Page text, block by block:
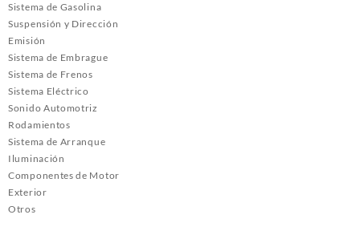
Sistema de Gasolina
Suspensión y Dirección
Emisión
Sistema de Embrague
Sistema de Frenos
Sistema Eléctrico
Sonido Automotriz
Rodamientos
Sistema de Arranque
Iluminación
Componentes de Motor
Exterior
Otros